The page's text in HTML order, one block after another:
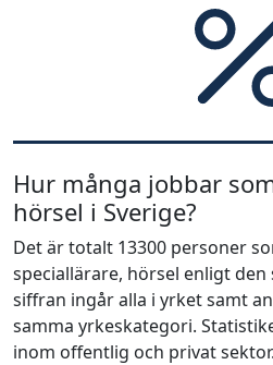
Hur många jobbar
hörsel i Sverige?
Det är totalt 13300 personer
speciallärare, hörsel enligt
siffran ingår alla i yrket samt
samma yrkeskategori.
inom offentlig och privat sektor.